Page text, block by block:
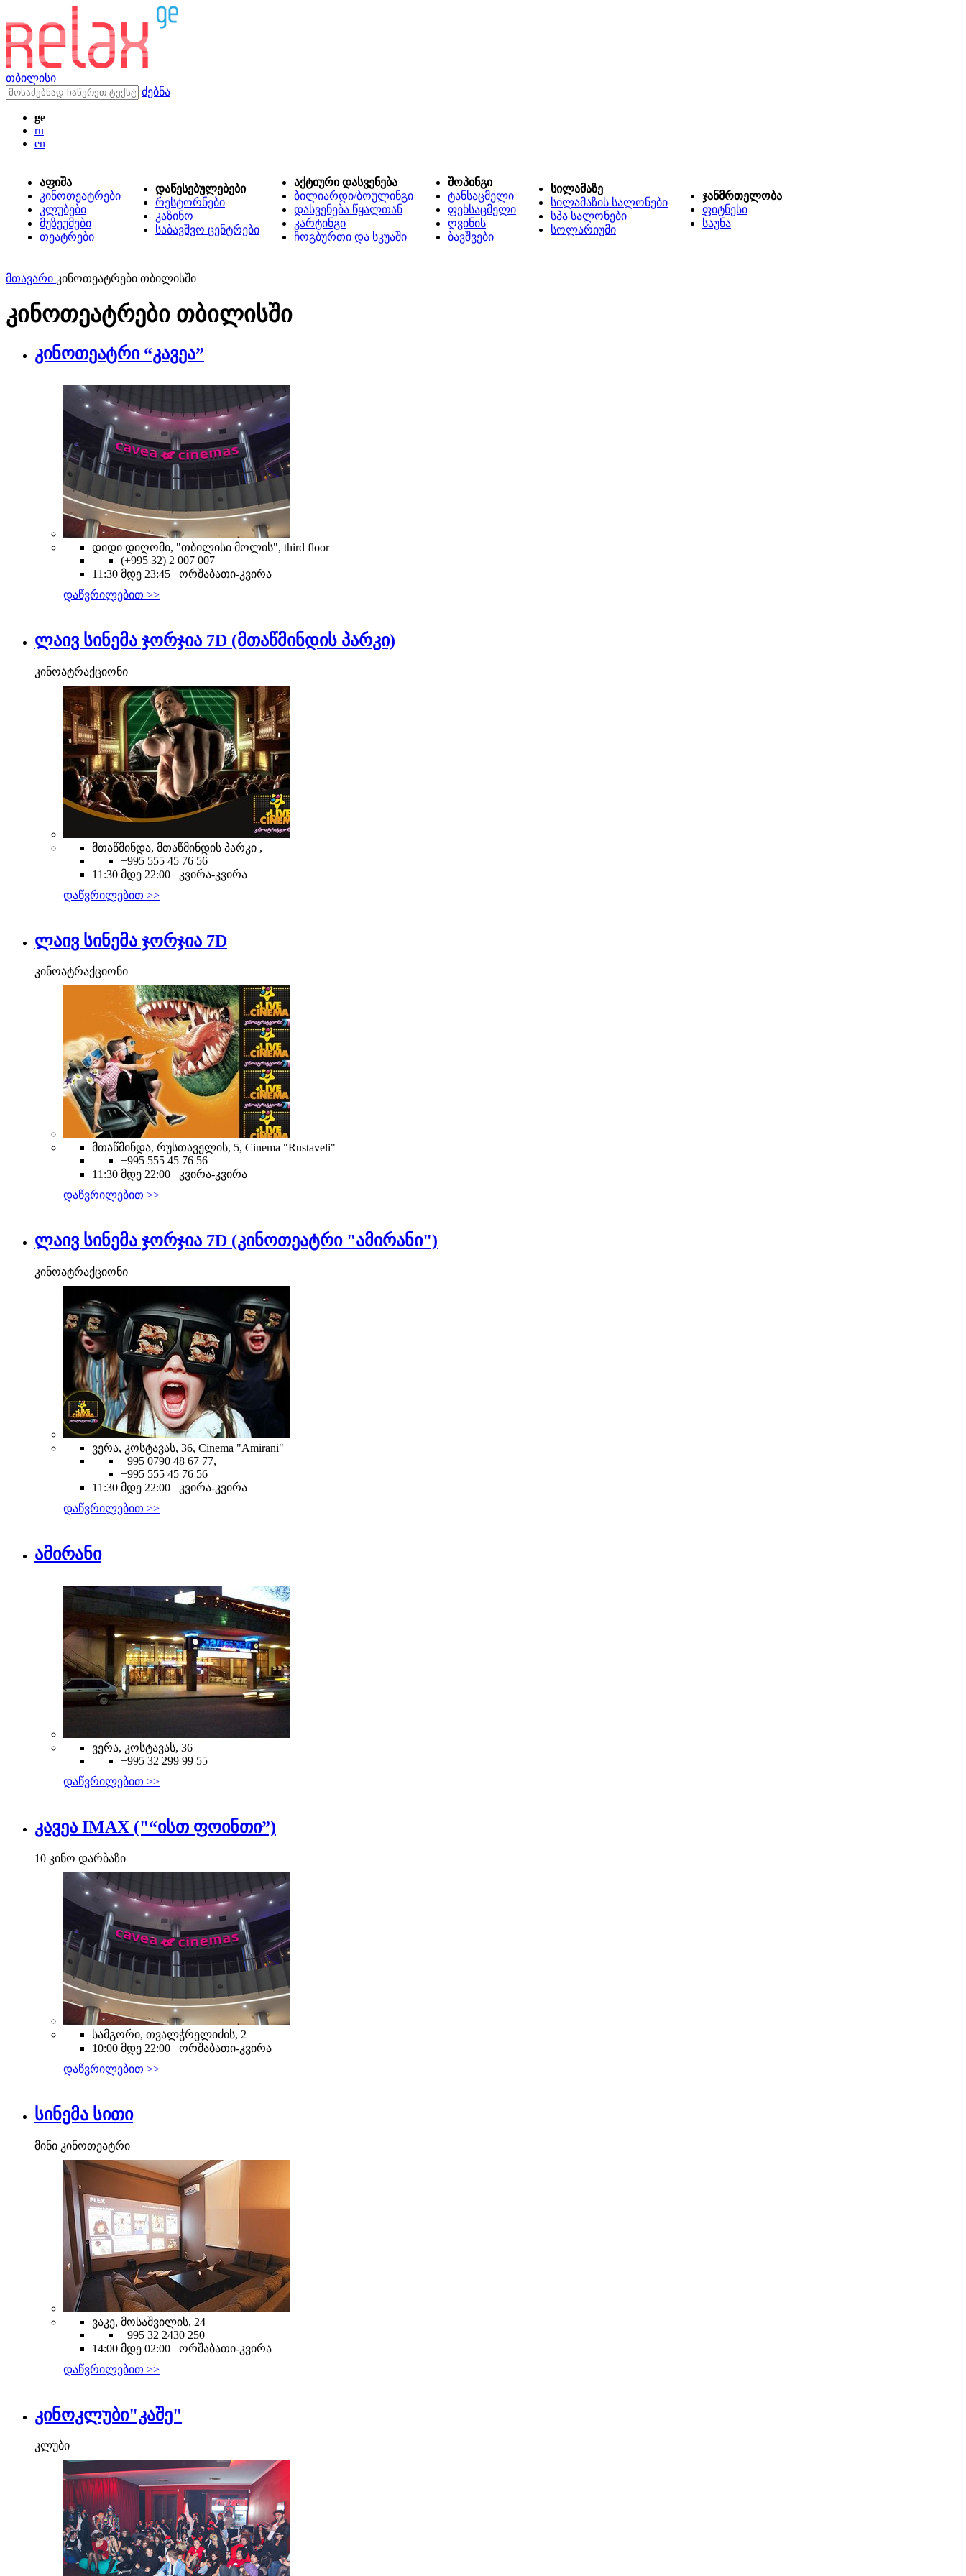
თბილისი
ძებნა
ge
ru
en
აფიშა
კინოთეატრები
კლუბები
მუზეუმები
თეატრები
დაწესებულებები
რესტორნები
კაზინო
საბავშვო ცენტრები
აქტიური დასვენება
ბილიარდი/ბოულინგი
დასვენება წყალთან
კარტინგი
ჩოგბურთი და სკუაში
შოპინგი
ტანსაცმელი
ფეხსაცმელი
ღვინის
ბავშვები
სილამაზე
სილამაზის სალონები
სპა სალონები
სოლარიუმი
ჯანმრთელობა
ფიტნესი
საუნა
მთავარი კინოთეატრები თბილისში
კინოთეატრები თბილისში
კინოთეატრი “კავეა”
დიდი დიღომი, "თბილისი მოლის", third floor
(+995 32) 2 007 007
11:30 მდე 23:45 ორშაბათი-კვირა
დაწვრილებით >>
ლაივ სინემა ჯორჯია 7D (მთაწმინდის პარკი)
კინოატრაქციონი
მთაწმინდა, მთაწმინდის პარკი ,
+995 555 45 76 56
11:30 მდე 22:00 კვირა-კვირა
დაწვრილებით >>
ლაივ სინემა ჯორჯია 7D
კინოატრაქციონი
მთაწმინდა, რუსთაველის, 5, Cinema "Rustaveli"
+995 555 45 76 56
11:30 მდე 22:00 კვირა-კვირა
დაწვრილებით >>
ლაივ სინემა ჯორჯია 7D (კინოთეატრი "ამირანი")
კინოატრაქციონი
ვერა, კოსტავას, 36, Cinema "Amirani"
+995 0790 48 67 77,
+995 555 45 76 56
11:30 მდე 22:00 კვირა-კვირა
დაწვრილებით >>
ამირანი
ვერა, კოსტავას, 36
+995 32 299 99 55
დაწვრილებით >>
კავეა IMAX ("“ისთ ფოინთი”)
10 კინო დარბაზი
სამგორი, თვალჭრელიძის, 2
10:00 მდე 22:00 ორშაბათი-კვირა
დაწვრილებით >>
სინემა სითი
მინი კინოთეატრი
ვაკე, მოსაშვილის, 24
+995 32 2430 250
14:00 მდე 02:00 ორშაბათი-კვირა
დაწვრილებით >>
კინოკლუბი"კაშე"
კლუბი